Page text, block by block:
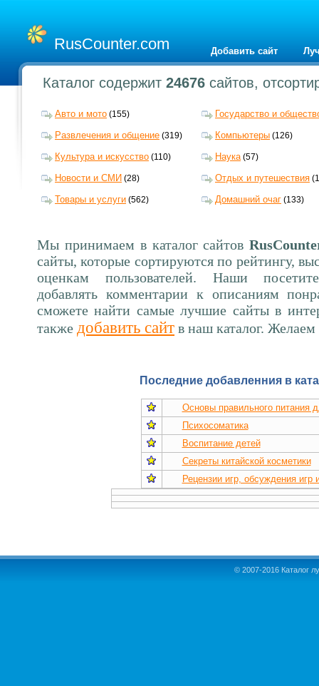
RusCounter.com Добавить сайт
Каталог содержит24676 сайтов,
Авто и мото (155)
Государство и
Развлечения и общение (319) Компьютеры (126)
Культура и искусство (110) Наука(57)
Новости и СМИ (28) Отдых и путешествия
Товары и услуги (562) Домашний очаг (133)
Мы принимаем в каталог сайтов
сайты, которые сортируются по рейтингу,
оценкам пользователей. Наши
добавлять комментарии к описаниям
сможете найти самые лучшие сайты в
также добавить сайт в наш каталог. Желаем
Последние добавленния в
Основы правильного питания
Психосоматика
Воспитание детей
Секреты китайской косметики
Рецензии игр, обсуждения игр
© 2007-2016 Каталог